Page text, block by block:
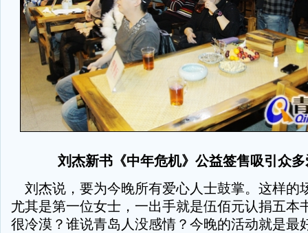
刘杰新书《中年危机》公益签售吸引众
刘杰说，要为今晚所有爱心人士鼓掌。这样的
尤其是第一位女士，一出手就是伍佰元认捐五本
很冷漠？谁说青岛人没感情？今晚的活动就是最